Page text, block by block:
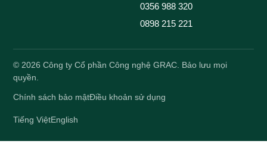
0356 988 320
0898 215 221
© 2026 Công ty Cổ phần Công nghệ GRAC. Bảo lưu mọi
quyền.
Chính sách bảo mậtĐiều khoản sử dụng
Tiếng ViệtEnglish